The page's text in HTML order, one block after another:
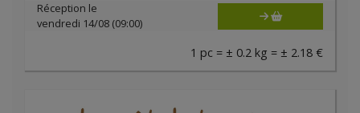
Réception le
vendredi 14/08 (09:00)
1 pc = ± 0.2 kg = ± 2.18 €